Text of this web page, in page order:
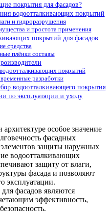
покрытия для фасадов?
водоотталкивающих покрытий
и гидроразрушения
и простота применения
покрытий для фасадов
средства
плёнки составы
покрытий
разработки
водоотталкивающего покрытия
по эксплуатации и уходу
особое значение
фасадных
защиты наружных
водоотталкивающих
защиту от влаги,
фасада и позволяют
эксплуатации.
фасадов являются
эффективность,